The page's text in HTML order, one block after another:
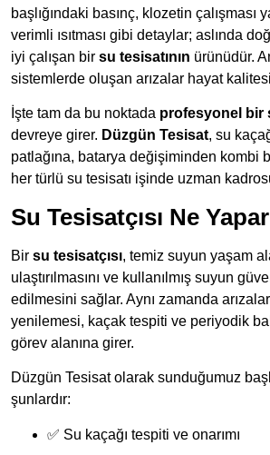
başlığındaki basınç, klozetin çalışması
verimli ısıtması gibi detaylar; aslında
iyi çalışan bir su tesisatının ürünüdür.
sistemlerde oluşan arızalar hayat
İşte tam da bu noktada profesyonel bir
devreye girer. Düzgün Tesisat, su
patlağına, batarya değişiminden kombi
her türlü su tesisatı işinde uzman
Su Tesisatçısı Ne
Bir su tesisatçısı, temiz suyun yaşam
ulaştırılmasını ve kullanılmış suyun
edilmesini sağlar. Aynı zamanda
yenilemesi, kaçak tespiti ve periyodik
görev alanına girer.
Düzgün Tesisat olarak sunduğumuz
şunlardır:
✅ Su kaçağı tespiti ve onarımı